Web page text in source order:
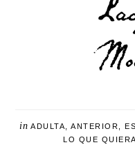
in ADULTA ,ANTERIOR ,
LO QUE